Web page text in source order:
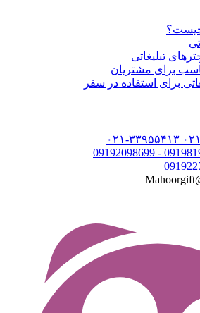
تبلیغاتی
برای مشتریان
برای استفاده در سفر